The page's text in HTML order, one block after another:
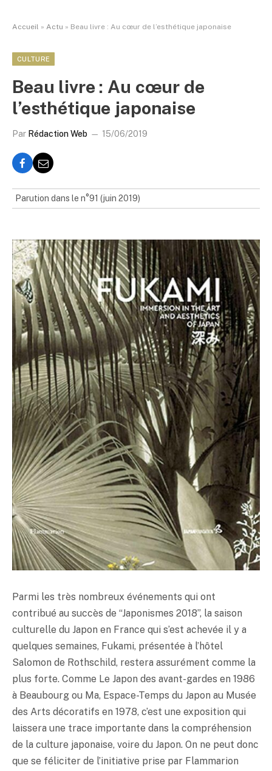
Accueil » Actu » Beau livre : Au cœur de l’esthétique japonaise
CULTURE
Beau livre : Au cœur de
l’esthétique japonaise
Par Rédaction Web 15/06/2019
Parution dans le n°91 (juin 2019)
Parmi les très nombreux événements qui ont
contribué au succès de “Japonismes 2018”, la saison
culturelle du Japon en France qui s’est achevée il y a
quelques semaines, Fukami, présentée à l’hôtel
Salomon de Rothschild, restera assurément comme la
plus forte. Comme Le Japon des avant-gardes en 1986
à Beaubourg ou Ma, Espace-Temps du Japon au Musée
des Arts décoratifs en 1978, c’est une exposition qui
laissera une trace importante dans la compréhension
de la culture japonaise, voire du Japon. On ne peut donc
que se féliciter de l’initiative prise par Flammarion